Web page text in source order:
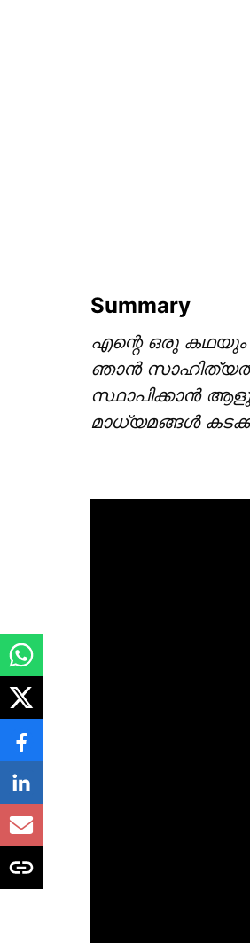
Summary
എന്റെ ഒരു കഥയും
ഞാൻ
സ്ഥാപിക്കാൻ
മാധ്യമങ്ങൾ